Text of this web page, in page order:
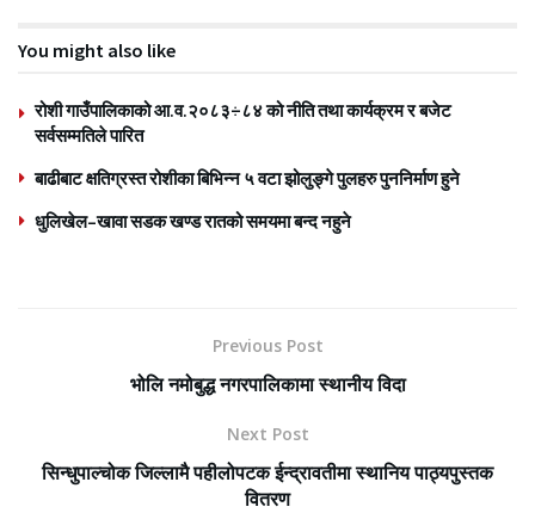
You might also like
रोशी गाउँपालिकाको आ.व.२०८३÷८४ को नीति तथा कार्यक्रम र बजेट
सर्वसम्मतिले पारित
बाढीबाट क्षतिग्रस्त रोशीका बिभिन्न ५ वटा झोलुङ्गे पुलहरु पुननिर्माण हुने
धुलिखेल–खावा सडक खण्ड रातको समयमा बन्द नहुने
Previous Post
भोलि नमोबुद्ध नगरपालिकामा स्थानीय विदा
Next Post
सिन्धुपाल्चोक जिल्लामै पहीलोपटक ईन्द्रावतीमा स्थानिय पाठ्यपुस्तक
वितरण